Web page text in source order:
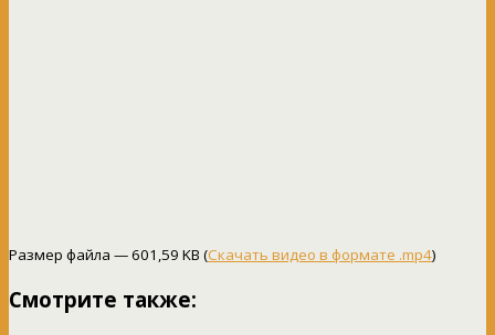
Размер файла — 601,59 KB (Скачать видео в формате .mp4)
Смотрите также: